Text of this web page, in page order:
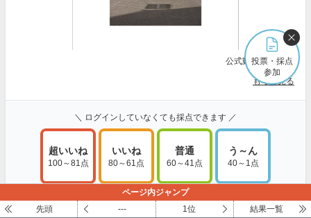
公式動画:Youtube
もっと見る
＼ ログインしていなくても採点できます ／
超いいね
100～81点
いいね
80～61点
普通
60～41点
う～ん
40～1点
採点・コメントする
投票・採点
参加
ページ内ジャンプ
先頭
--- 1位 結果一覧